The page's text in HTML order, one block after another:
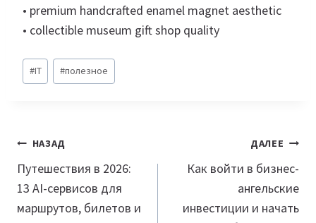
• premium handcrafted enamel magnet aesthetic
• collectible museum gift shop quality
Метки
записи:
#IT #полезное
Навигация
по
записям
НАЗАД
Путешествия в 2026:
13 AI-сервисов для
маршрутов, билетов и
ДАЛЕЕ
Как войти в бизнес-
ангельские
инвестиции и начать